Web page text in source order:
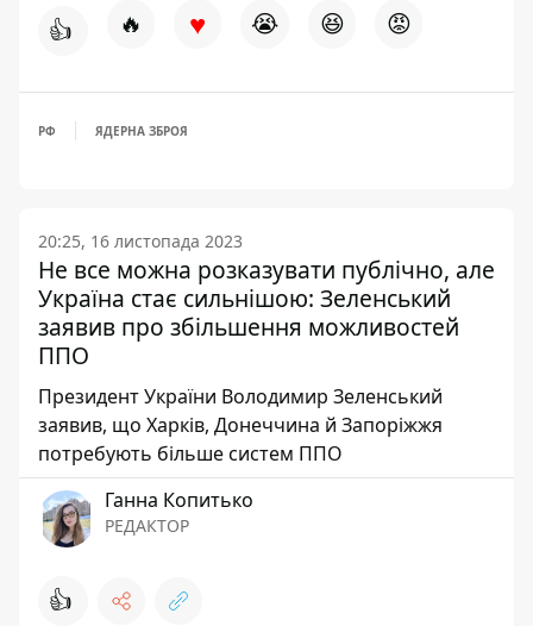
👍 🔥 ♥ 😭 😆 😡
РФ ЯДЕРНА ЗБРОЯ
20:25, 16 листопада 2023
Не все можна розказувати публічно, але
Україна стає сильнішою: Зеленський
заявив про збільшення можливостей
ППО
Президент України Володимир Зеленський
заявив, що Харків, Донеччина й Запоріжжя
потребують більше систем ППО
Ганна Копитько
РЕДАКТОР
👍